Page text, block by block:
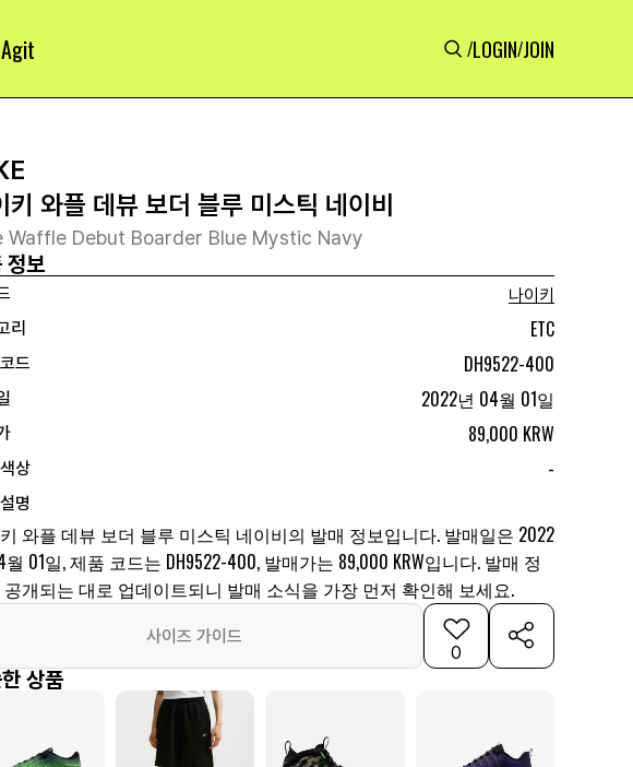
Agit /LOGIN/JOIN
키 와플 데뷰 보더 블루 미스틱 네이비
Waffle Debut Boarder Blue Mystic Navy
정보
나이키
리
ETC
드 DH9522-400
2022년 04월 01일
89,000 KRW
상 -
명
와플 데뷰 보더 블루 미스틱 네이비의 발매 정보입니다. 발매일은 2022
월 01일, 제품 코드는 DH9522-400, 발매가는 89,000 KRW입니다. 발매 정
공개되는 대로 업데이트되니 발매 소식을 가장 먼저 확인해 보세요.
사이즈 가이드
0
상품